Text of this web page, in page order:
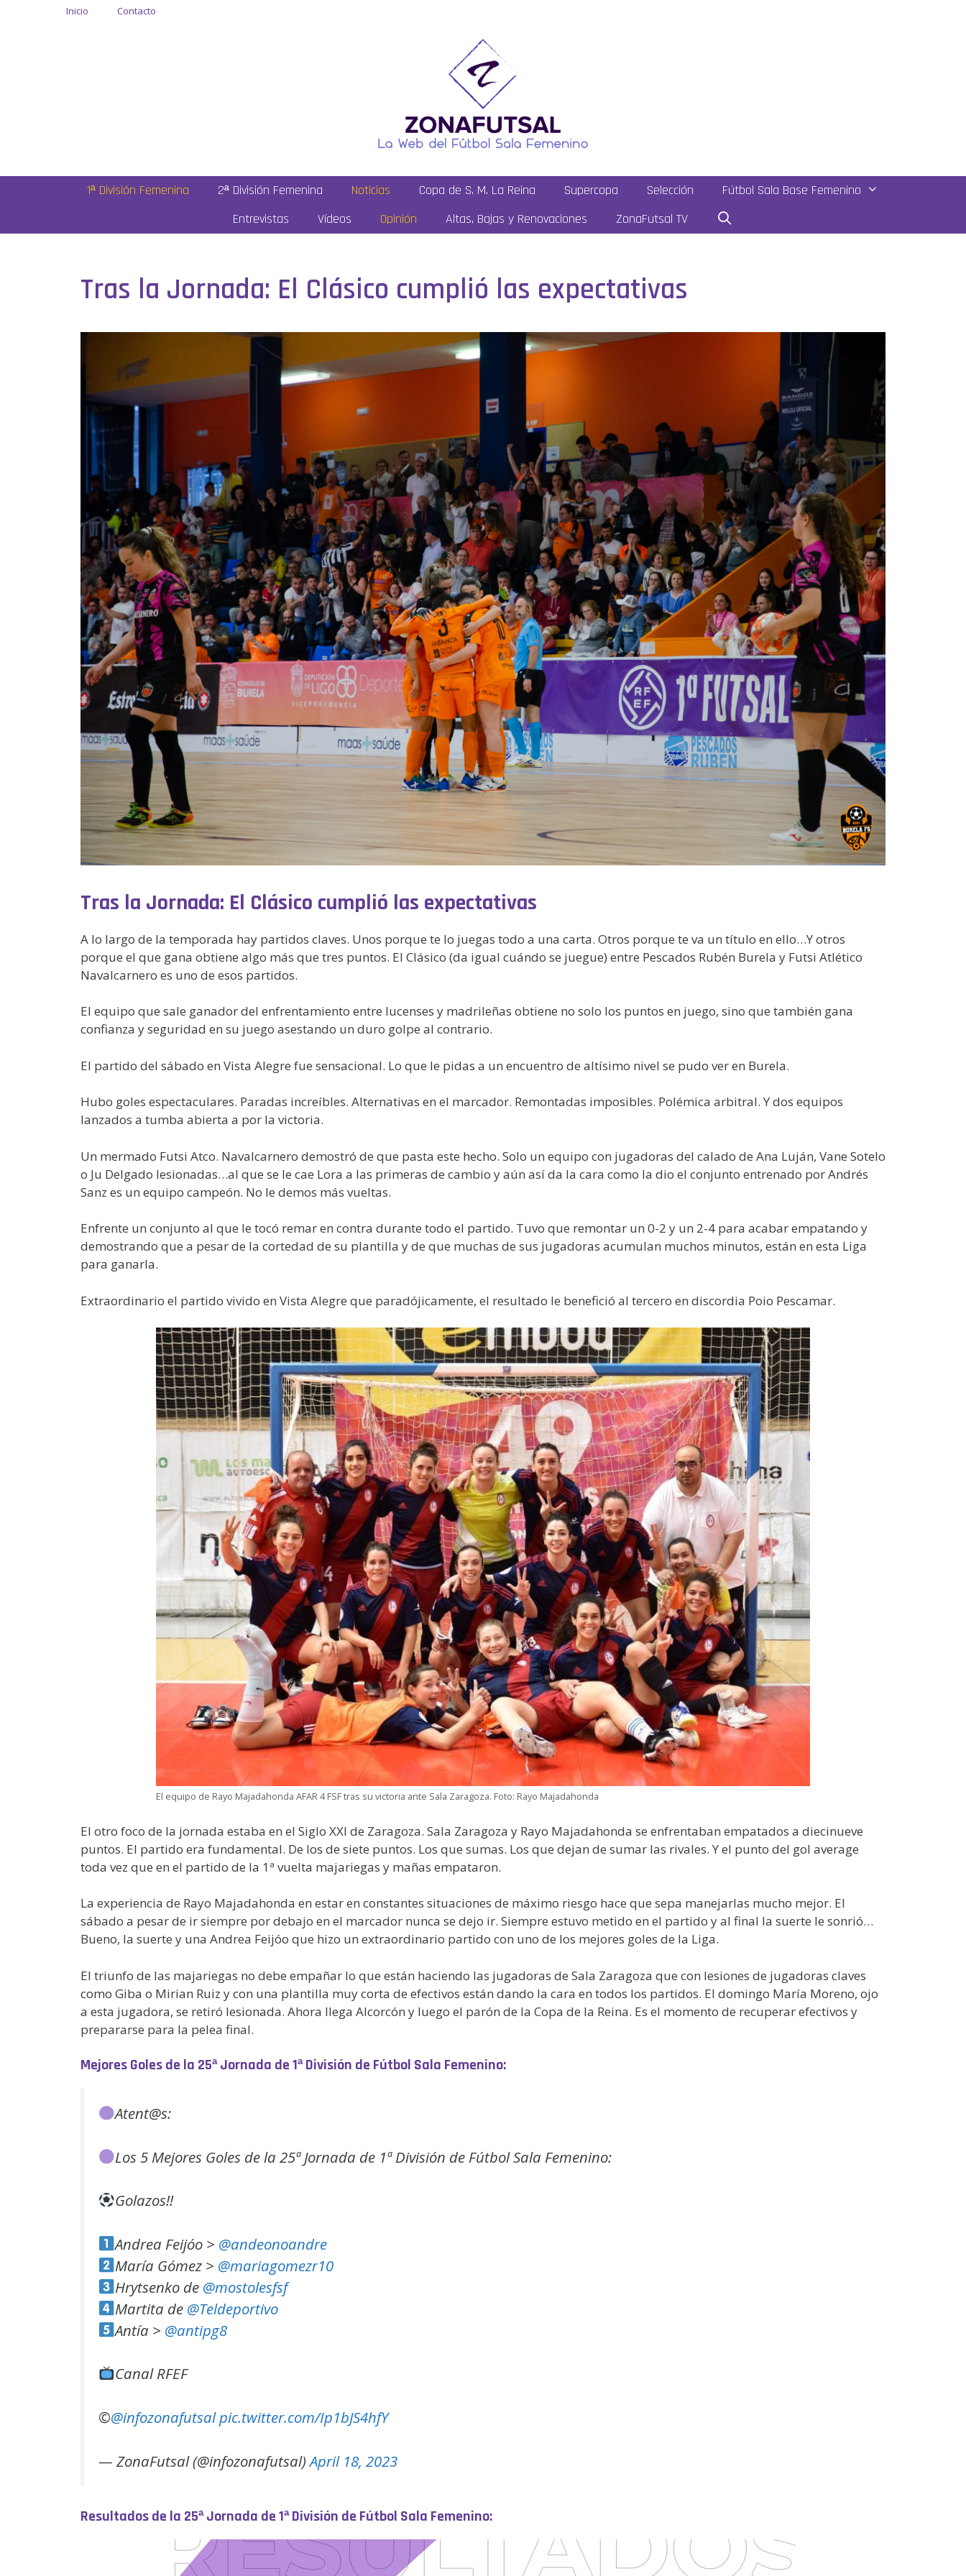
Inicio Contacto
1ª División Femenina 2ª División Femenina Noticias Copa de S. M. La Reina Supercopa Selección
Fútbol Sala Base Femenino
Entrevistas
Vídeos Opinión Altas, Bajas y Renovaciones ZonaFutsal TV
Tras la Jornada: El Clásico cumplió las expectativas
Tras la Jornada: El Clásico cumplió las expectativas
A lo largo de la temporada hay partidos claves. Unos porque te lo juegas todo a una carta. Otros porque te va un título en ello…Y otros
porque el que gana obtiene algo más que tres puntos. El Clásico (da igual cuándo se juegue) entre Pescados Rubén Burela y Futsi Atlético
Navalcarnero es uno de esos partidos.
El equipo que sale ganador del enfrentamiento entre lucenses y madrileñas obtiene no solo los puntos en juego, sino que también gana
confianza y seguridad en su juego asestando un duro golpe al contrario.
El partido del sábado en Vista Alegre fue sensacional. Lo que le pidas a un encuentro de altísimo nivel se pudo ver en Burela.
Hubo goles espectaculares. Paradas increíbles. Alternativas en el marcador. Remontadas imposibles. Polémica arbitral. Y dos equipos
lanzados a tumba abierta a por la victoria.
Un mermado Futsi Atco. Navalcarnero demostró de que pasta este hecho. Solo un equipo con jugadoras del calado de Ana Luján, Vane Sotelo
o Ju Delgado lesionadas…al que se le cae Lora a las primeras de cambio y aún así da la cara como la dio el conjunto entrenado por Andrés
Sanz es un equipo campeón. No le demos más vueltas.
Enfrente un conjunto al que le tocó remar en contra durante todo el partido. Tuvo que remontar un 0-2 y un 2-4 para acabar empatando y
demostrando que a pesar de la cortedad de su plantilla y de que muchas de sus jugadoras acumulan muchos minutos, están en esta Liga
para ganarla.
Extraordinario el partido vivido en Vista Alegre que paradójicamente, el resultado le benefició al tercero en discordia Poio Pescamar.
El equipo de Rayo Majadahonda AFAR 4 FSF tras su victoria ante Sala Zaragoza. Foto: Rayo Majadahonda
El otro foco de la jornada estaba en el Siglo XXI de Zaragoza. Sala Zaragoza y Rayo Majadahonda se enfrentaban empatados a diecinueve
puntos. El partido era fundamental. De los de siete puntos. Los que sumas. Los que dejan de sumar las rivales. Y el punto del gol average
toda vez que en el partido de la 1ª vuelta majariegas y mañas empataron.
La experiencia de Rayo Majadahonda en estar en constantes situaciones de máximo riesgo hace que sepa manejarlas mucho mejor. El
sábado a pesar de ir siempre por debajo en el marcador nunca se dejo ir. Siempre estuvo metido en el partido y al final la suerte le sonrió…
Bueno, la suerte y una Andrea Feijóo que hizo un extraordinario partido con uno de los mejores goles de la Liga.
El triunfo de las majariegas no debe empañar lo que están haciendo las jugadoras de Sala Zaragoza que con lesiones de jugadoras claves
como Giba o Mirian Ruiz y con una plantilla muy corta de efectivos están dando la cara en todos los partidos. El domingo María Moreno, ojo
a esta jugadora, se retiró lesionada. Ahora llega Alcorcón y luego el parón de la Copa de la Reina. Es el momento de recuperar efectivos y
prepararse para la pelea final.
Mejores Goles de la 25ª Jornada de 1ª División de Fútbol Sala Femenino:
Atent@s:
Los 5 Mejores Goles de la 25ª Jornada de 1ª División de Fútbol Sala Femenino:
Golazos!!
Andrea Feijóo > @andeonoandre
María Gómez > @mariagomezr10
Hrytsenko de @mostolesfsf
Martita de @Teldeportivo
Antía > @antipg8
Canal RFEF
©️@infozonafutsalpic.twitter.com/Ip1bJS4hfY
— ZonaFutsal (@infozonafutsal)April 18, 2023
Resultados de la 25ª Jornada de 1ª División de Fútbol Sala Femenino: